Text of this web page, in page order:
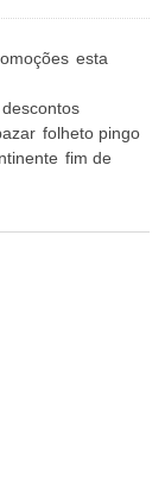
esta
descontos
folheto pingo
fim de